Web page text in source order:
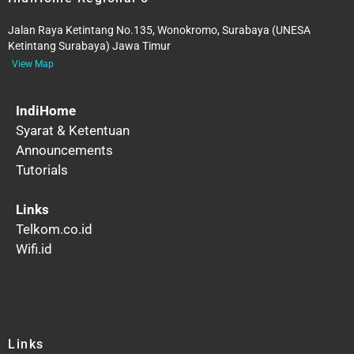
Jalan Raya Ketintang No.135, Wonokromo, Surabaya (UNESA
Ketintang Surabaya) Jawa Timur
View Map
IndiHome
Syarat & Ketentuan
Announcements
Tutorials
Links
Telkom.co.id
Wifi.id
Links